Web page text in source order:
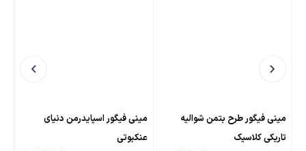
مینی فیگور طرح بتمن شوالیه
تاریکی کلاسیک
مینی فیگور اسپایدرمن دنیای
عنکبوتی